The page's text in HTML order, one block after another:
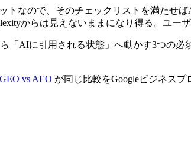
トなので、そのチェックリストを満たせ
からは見えないままになり得る。ユー
「AIに引用される状態」へ動かす3つの必
vs AEO が同じ比較をGoogleビジネス